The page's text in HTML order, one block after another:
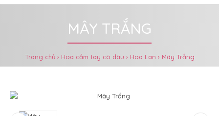
MÂY TRẮNG
Trang chủ Hoa cầm tay cô dâu Hoa Lan Mây Trắng